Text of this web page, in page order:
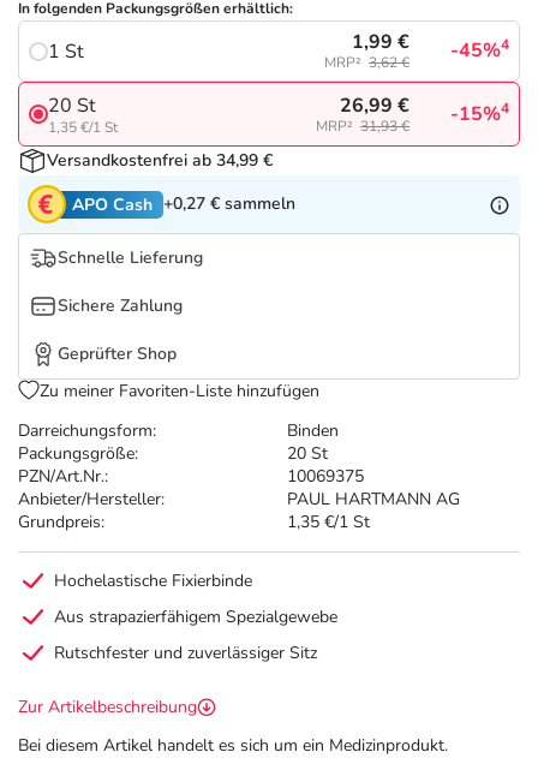
Vitamine & Mineralstoffe
Marken
Salus Deals
Darreichungsform:
Binden
Packungsgröße:
20 St
PZN/Art.Nr.:
10069375
Anbieter/Hersteller:
PAUL HARTMANN AG
Grundpreis:
1,35 €/1 St
In folgenden Packungsgrößen erhältlich:
1 St 1,99 €
MRP² 3,62 € -45%4
20 St
1,35 €/1 St
26,99 €
MRP² 31,93 € -15%4
Versandkostenfrei ab 34,99 €
APO Cash +0,27 € sammeln
Schnelle Lieferung
Sichere Zahlung
Geprüfter Shop
Zu meiner Favoriten-Liste hinzufügen
Hochelastische Fixierbinde
Aus strapazierfähigem Spezialgewebe
Rutschfester und zuverlässiger Sitz
Zur Artikelbeschreibung
Bei diesem Artikel handelt es sich um ein Medizinprodukt.